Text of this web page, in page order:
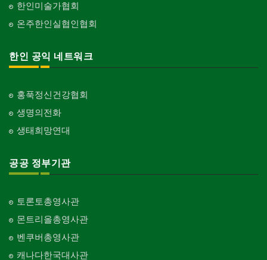
한인미술가협회
온주한인실협인협회
한인 공익 네트워크
홍푹정신건강협회
생명의전화
생태희망연대
공공 정부기관
토론토총영사관
몬트리올총영사관
벤쿠버총영사관
캐나다한국대사관